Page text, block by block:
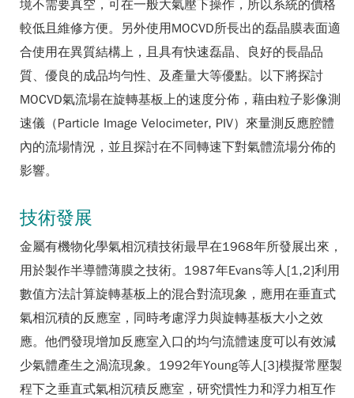
境不需要真空，可在一般大氣壓下操作，所以系統的價格
較低且維修方便。另外使用MOCVD所長出的磊晶膜表面適
合使用在異質結構上，且具有快速磊晶、良好的長晶品
質、優良的成品均勻性、及產量大等優點。以下將探討
MOCVD氣流場在旋轉基板上的速度分佈，藉由粒子影像測
速儀（Particle Image Velocimeter, PIV）來量測反應腔體
內的流場情況，並且探討在不同轉速下對氣體流場分佈的
影響。
技術發展
金屬有機物化學氣相沉積技術最早在1968年所發展出來，
用於製作半導體薄膜之技術。1987年Evans等人[1,2]利用
數值方法計算旋轉基板上的混合對流現象，應用在垂直式
氣相沉積的反應室，同時考慮浮力與旋轉基板大小之效
應。他們發現增加反應室入口的均勻流體速度可以有效減
少氣體產生之渦流現象。1992年Young等人[3]模擬常壓製
程下之垂直式氣相沉積反應室，研究慣性力和浮力相互作